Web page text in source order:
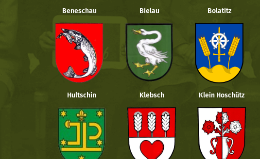
Beneschau Bielau Bolatitz
Hultschin Klebsch Klein Hoschütz